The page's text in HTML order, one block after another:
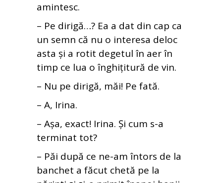
amintesc.
– Pe dirigă…? Ea a dat din cap ca
un semn că nu o interesa deloc
asta și a rotit degetul în aer în
timp ce lua o înghițitură de vin.
– Nu pe dirigă, măi! Pe fată.
– A, Irina.
– Așa, exact! Irina. Și cum s-a
terminat tot?
– Păi după ce ne-am întors de la
banchet a făcut chetă pe la